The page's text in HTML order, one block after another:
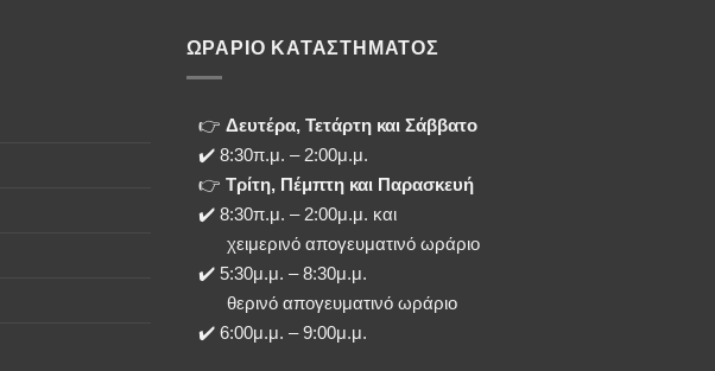
ΩΡΑΡΙΟ ΚΑΤΑΣΤΗΜΑΤΟΣ
👉 Δευτέρα, Τετάρτη και Σάββατο
✔️ 8:30π.μ. – 2:00μ.μ.
👉 Τρίτη, Πέμπτη και Παρασκευή
✔️ 8:30π.μ. – 2:00μ.μ. και
χειμερινό απογευματινό ωράριο
✔️ 5:30μ.μ. – 8:30μ.μ.
θερινό απογευματινό ωράριο
✔️ 6:00μ.μ. – 9:00μ.μ.